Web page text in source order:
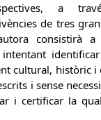
a
de tres
consistirà a
intentant
cultural, històric i
i sense
i certificar la